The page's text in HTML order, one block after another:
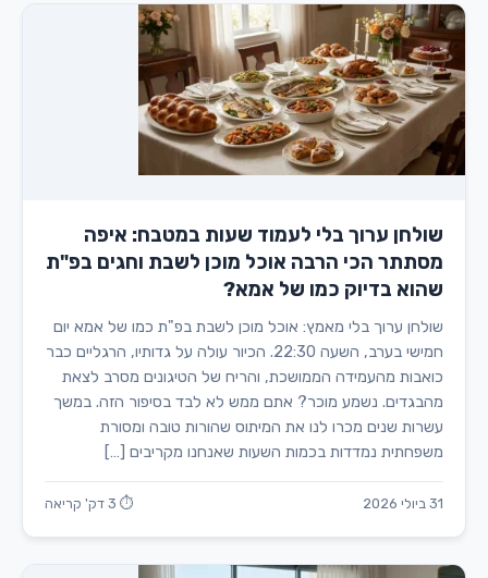
שולחן ערוך בלי לעמוד שעות במטבח: איפה
מסתתר הכי הרבה אוכל מוכן לשבת וחגים בפ"ת
שהוא בדיוק כמו של אמא?
שולחן ערוך בלי מאמץ: אוכל מוכן לשבת בפ"ת כמו של אמא יום
חמישי בערב, השעה 22:30. הכיור עולה על גדותיו, הרגליים כבר
כואבות מהעמידה הממושכת, והריח של הטיגונים מסרב לצאת
מהבגדים. נשמע מוכר? אתם ממש לא לבד בסיפור הזה. במשך
עשרות שנים מכרו לנו את המיתוס שהורות טובה ומסורת
משפחתית נמדדות בכמות השעות שאנחנו מקריבים […]
31 ביולי 2026 ⏱ 3 דק' קריאה